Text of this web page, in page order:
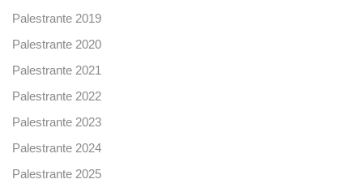
Palestrante 2019
Palestrante 2020
Palestrante 2021
Palestrante 2022
Palestrante 2023
Palestrante 2024
Palestrante 2025